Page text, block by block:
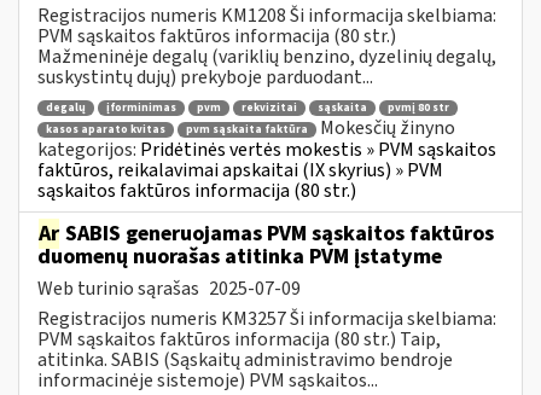
Registracijos numeris KM1208 Ši informacija skelbiama:
PVM sąskaitos faktūros informacija (80 str.)
Mažmeninėje degalų (variklių benzino, dyzelinių degalų,
suskystintų dujų) prekyboje parduodant...
degalų įforminimas pvm rekvizitai sąskaita
pvmį 80 str
kasos aparato kvitas
pvm sąskaita faktūra
Mokesčių žinyno
kategorijos: Pridėtinės vertės mokestis » PVM sąskaitos
faktūros, reikalavimai apskaitai (IX skyrius) » PVM
sąskaitos faktūros informacija (80 str.)
Ar SABIS generuojamas PVM sąskaitos faktūros
duomenų nuorašas atitinka PVM įstatyme
Web turinio sąrašas 2025-07-09
Registracijos numeris KM3257 Ši informacija skelbiama:
PVM sąskaitos faktūros informacija (80 str.) Taip,
atitinka. SABIS (Sąskaitų administravimo bendroje
informacinėje sistemoje) PVM sąskaitos...